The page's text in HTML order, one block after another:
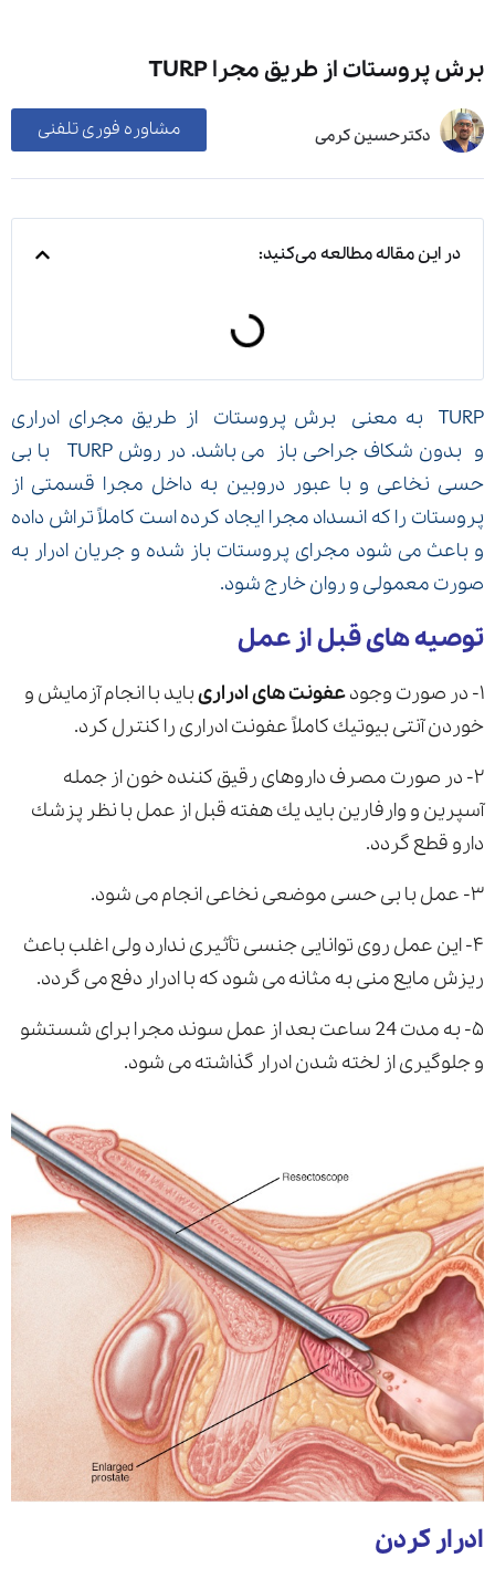
برش پروستات از طريق مجرا TURP
دکترحسین کرمی مشاوره فوری تلفنی
در این مقاله مطالعه می‌کنید:
TURP به معنی برش پروستات از طریق مجرای ادراری
و بدون شكاف جراحی باز می باشد. در روش TURP با بی
حسی نخاعی و با عبور دروبین به داخل مجرا قسمتی از
پروستات را كه انسداد مجرا ایجاد كرده است كاملاً تراش داده
و باعث می شود مجرای پروستات باز شده و جریان ادرار به
صورت معمولی و روان خارج شود.
توصیه های قبل از عمل
۱- در صورت وجود عفونت های ادراریباید با انجام آزمایش و
خوردن آنتی بیوتیك كاملاً عفونت ادراری را كنترل كرد.
۲- در صورت مصرف داروهای رقیق كننده خون از جمله
آسپرین و وارفارین باید یك هفته قبل از عمل با نظر پزشك
دارو قطع گردد.
۳- عمل با بی حسی موضعی نخاعی انجام می شود.
۴- این عمل روی توانایی جنسی تأثیری ندارد ولی اغلب باعث
ریزش مایع منی به مثانه می شود كه با ادرار دفع می گردد.
۵- به مدت 24 ساعت بعد از عمل سوند مجرا برای شستشو
و جلوگیری از لخته شدن ادرار گذاشته می شود.
ادرار كردن
قدرت گرفته از همیارسیستم